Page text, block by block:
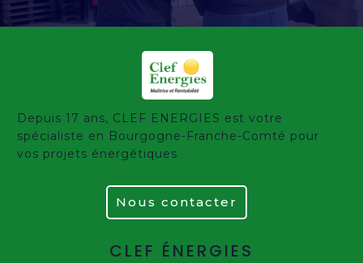
Depuis 17 ans, CLEF ENERGIES est votre
spécialiste en Bourgogne-Franche-Comté pour
vos projets énergétiques
Nous contacter
CLEF ÉNERGIES